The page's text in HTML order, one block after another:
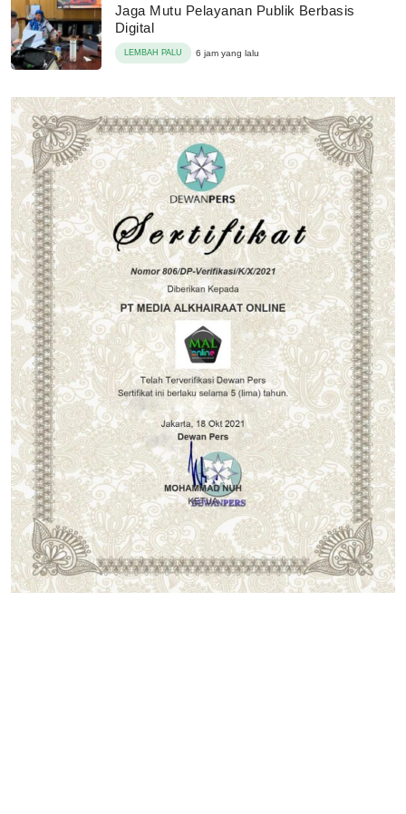
Jaga Mutu Pelayanan Publik Berbasis
Digital
LEMBAH PALU 6 jam yang lalu